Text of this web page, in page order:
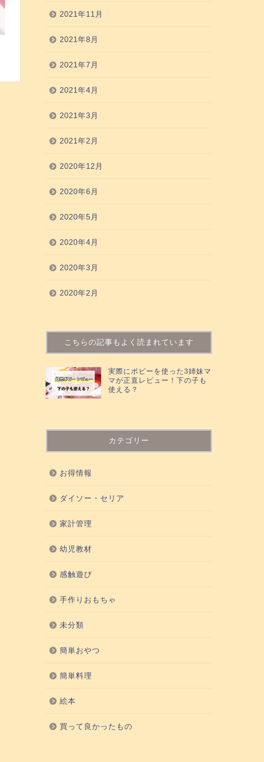
2021年11月
2021年8月
2021年7月
2021年4月
2021年3月
2021年2月
2020年12月
2020年6月
2020年5月
2020年4月
2020年3月
2020年2月
こちらの記事もよく読まれています
実際にポピーを使った3姉妹マ
マが正直レビュー！下の子も
使える？
カテゴリー
お得情報
ダイソー・セリア
家計管理
幼児教材
感触遊び
手作りおもちゃ
未分類
簡単おやつ
簡単料理
絵本
買って良かったもの